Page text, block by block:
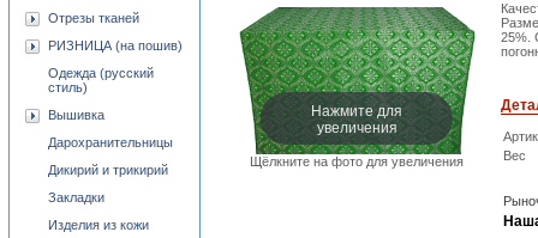
Нажмите для
увеличения
Щёлкните на фото для увеличения
25%.
Вес
Отрезы тканей
РИЗНИЦА (на пошив)
Одежда (русский
стиль)
Вышивка
Дарохранительницы
Дикирий и трикирий
Закладки
Изделия из кожи